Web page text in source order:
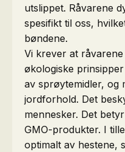
utslippet. Råvarene
spesifikt til oss,
bøndene.
Vi krever at
økologiske
av sprøytemidler, og
jordforhold. Det
mennesker. Det
GMO-produkter. I
optimalt av hestene,